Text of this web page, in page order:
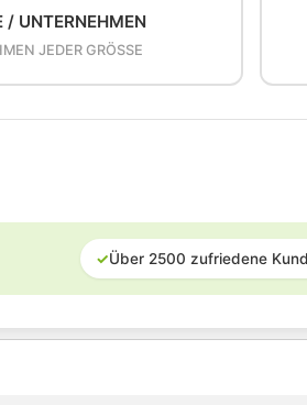
/ UNTERNEHMEN
JEDER GRÖSSE
✓Über 2500 zufriedene